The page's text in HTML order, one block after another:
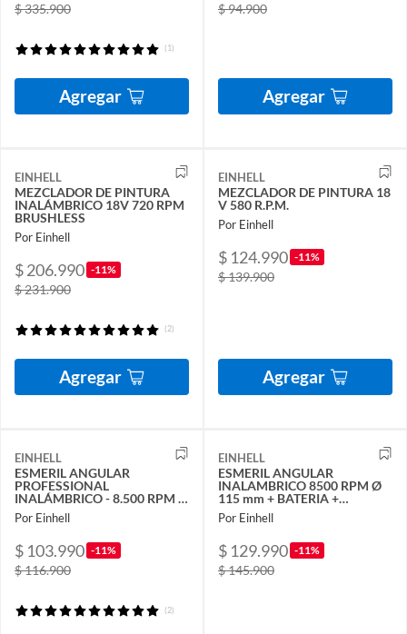
$ 335.900
(1)
Agregar
$ 94.900
Agregar
EINHELL
MEZCLADOR DE PINTURA
INALÁMBRICO 18V 720 RPM
BRUSHLESS
Por Einhell
$ 206.990 -11%
$ 231.900
(2)
Agregar
EINHELL
MEZCLADOR DE PINTURA 18
V 580 R.P.M.
Por Einhell
$ 124.990 -11%
$ 139.900
Agregar
EINHELL
ESMERIL ANGULAR
PROFESSIONAL
INALÁMBRICO - 8.500 RPM -
115 MM - BRUSHLESS
Por Einhell
$ 103.990 -11%
$ 116.900
(2)
EINHELL
ESMERIL ANGULAR
INALAMBRICO 8500 RPM Ø
115 mm + BATERIA +
CARGADOR
Por Einhell
$ 129.990 -11%
$ 145.900